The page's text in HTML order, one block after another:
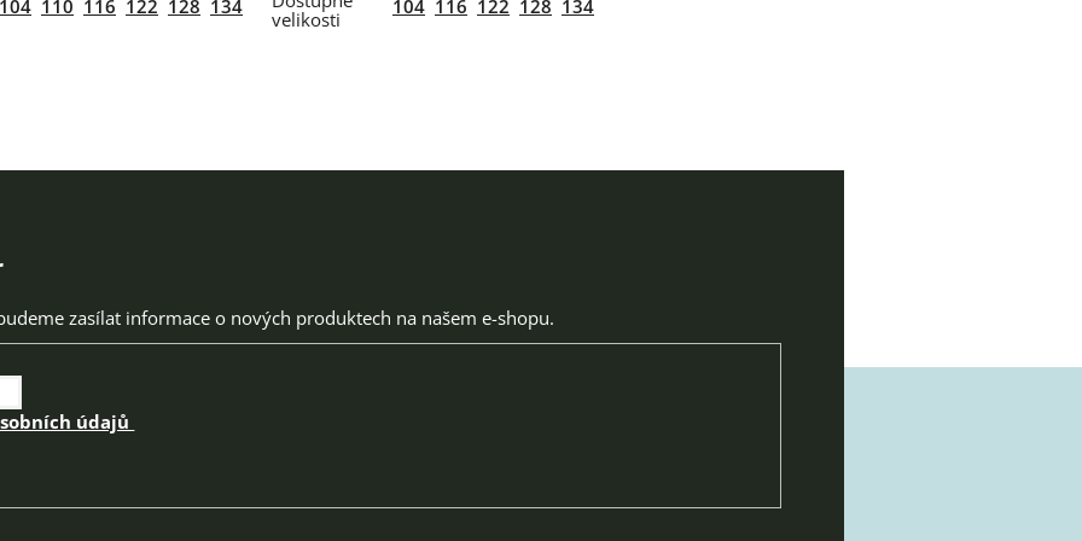
104 110 116 122 128 134 104 116 122 128 134
zasílat informace o nových produktech na našem e-shopu.
údajů